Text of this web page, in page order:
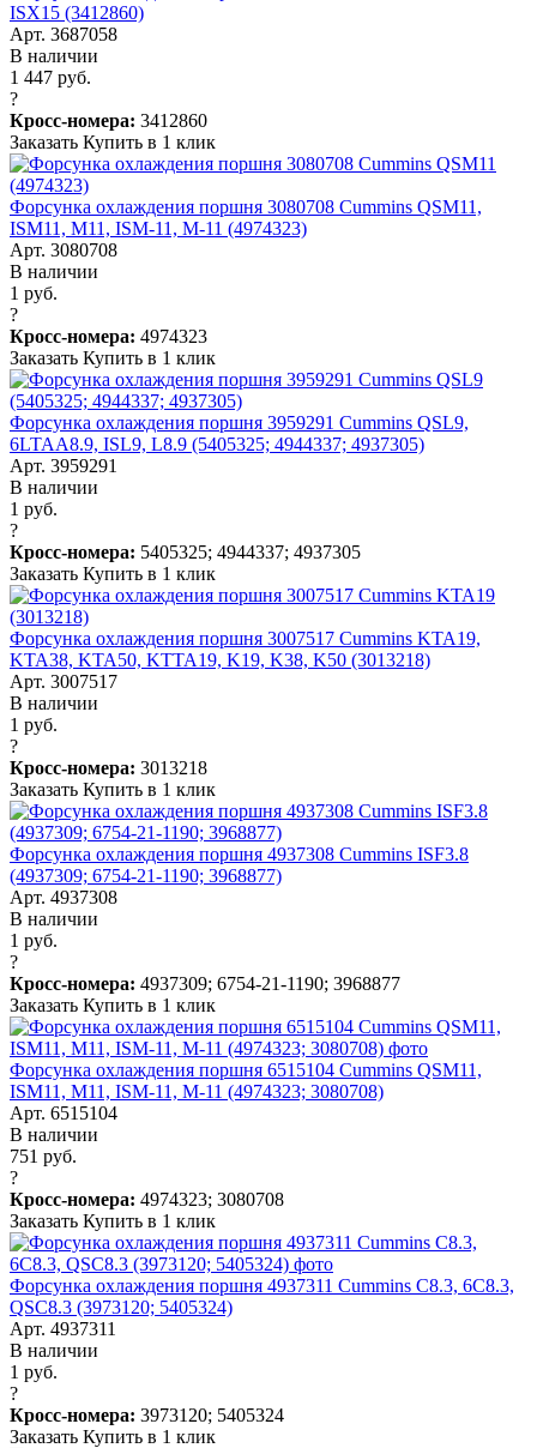
ISX15 (3412860)
Арт. 3687058
В наличии
1 447 руб.
?
Кросс-номера: 3412860
Заказать Купить в 1 клик
Форсунка охлаждения поршня 3080708 Cummins QSM11,
ISM11, M11, ISM-11, M-11 (4974323)
Арт. 3080708
В наличии
1 руб.
?
Кросс-номера: 4974323
Заказать Купить в 1 клик
Форсунка охлаждения поршня 3959291 Cummins QSL9,
6LTAA8.9, ISL9, L8.9 (5405325; 4944337; 4937305)
Арт. 3959291
В наличии
1 руб.
?
Кросс-номера: 5405325; 4944337; 4937305
Заказать Купить в 1 клик
Форсунка охлаждения поршня 3007517 Cummins KTA19,
KTA38, KTA50, KTTA19, K19, K38, K50 (3013218)
Арт. 3007517
В наличии
1 руб.
?
Кросс-номера: 3013218
Заказать Купить в 1 клик
Форсунка охлаждения поршня 4937308 Cummins ISF3.8
(4937309; 6754-21-1190; 3968877)
Арт. 4937308
В наличии
1 руб.
?
Кросс-номера: 4937309; 6754-21-1190; 3968877
Заказать Купить в 1 клик
Форсунка охлаждения поршня 6515104 Cummins QSM11,
ISM11, M11, ISM-11, M-11 (4974323; 3080708)
Арт. 6515104
В наличии
751 руб.
?
Кросс-номера: 4974323; 3080708
Заказать Купить в 1 клик
Форсунка охлаждения поршня 4937311 Cummins C8.3, 6C8.3,
QSC8.3 (3973120; 5405324)
Арт. 4937311
В наличии
1 руб.
?
Кросс-номера: 3973120; 5405324
Заказать Купить в 1 клик